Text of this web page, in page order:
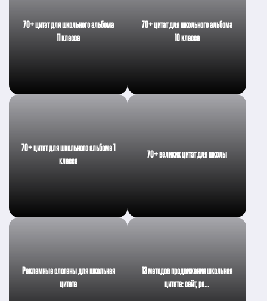
70+ цитат для школьного альбома
11 класса
70+ цитат для школьного альбома
10 класса
70+ цитат для школьного альбома 1
класса
70+ великих цитат для школы
Рекламные слоганы для школьная
цитата
13 методов продвижения школьная
цитата: сайт, ре…